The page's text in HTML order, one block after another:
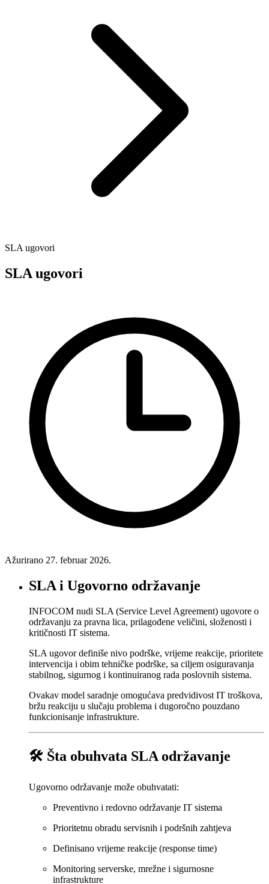
SLA ugovori
SLA ugovori
Ažurirano 27. februar 2026.
SLA i Ugovorno održavanje
INFOCOM nudi SLA (Service Level Agreement) ugovore o
održavanju za pravna lica, prilagođene veličini, složenosti i
kritičnosti IT sistema.
SLA ugovor definiše nivo podrške, vrijeme reakcije, prioritete
intervencija i obim tehničke podrške, sa ciljem osiguravanja
stabilnog, sigurnog i kontinuiranog rada poslovnih sistema.
Ovakav model saradnje omogućava predvidivost IT troškova,
bržu reakciju u slučaju problema i dugoročno pouzdano
funkcionisanje infrastrukture.
🛠 Šta obuhvata SLA održavanje
Ugovorno održavanje može obuhvatati:
Preventivno i redovno održavanje IT sistema
Prioritetnu obradu servisnih i podršnih zahtjeva
Definisano vrijeme reakcije (response time)
Monitoring serverske, mrežne i sigurnosne
infrastrukture